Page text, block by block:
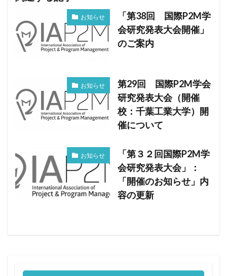
お知らせ
「第38回 国際P2M学
会研究発表大会開催」
のご案内
お知らせ
第29回 国際P2M学会
研究発表大会（開催
校：千葉工業大学）開
催について
お知らせ
「第３２回国際P2M学
会研究発表大会」：
「開催のお知らせ」内
容の更新